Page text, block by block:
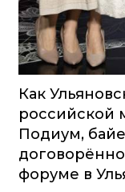
Как
российской
Подиум,
форуме в